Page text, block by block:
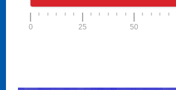
0 25 50